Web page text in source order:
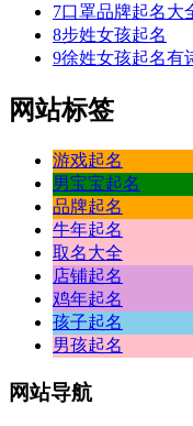
7口罩品牌起名大
8步姓女孩起名
9徐姓女孩起名有
网站标签
游戏起名
男宝宝起名
品牌起名
牛年起名
取名大全
店铺起名
鸡年起名
孩子起名
男孩起名
网站导航